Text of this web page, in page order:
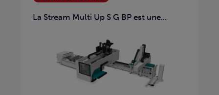
La Stream Multi Up S G BP est une...